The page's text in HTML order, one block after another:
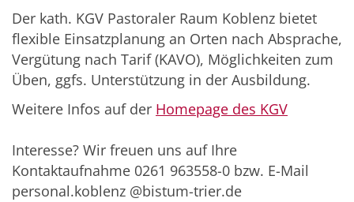
Der kath. KGV Pastoraler Raum Koblenz bietet
flexible Einsatzplanung an Orten nach Absprache,
Vergütung nach Tarif (KAVO), Möglichkeiten zum
Üben, ggfs. Unterstützung in der Ausbildung.
Weitere Infos auf der Homepage des KGV
Interesse? Wir freuen uns auf Ihre
Kontaktaufnahme 0261 963558-0 bzw. E-Mail
personal.koblenz @bistum-trier.de